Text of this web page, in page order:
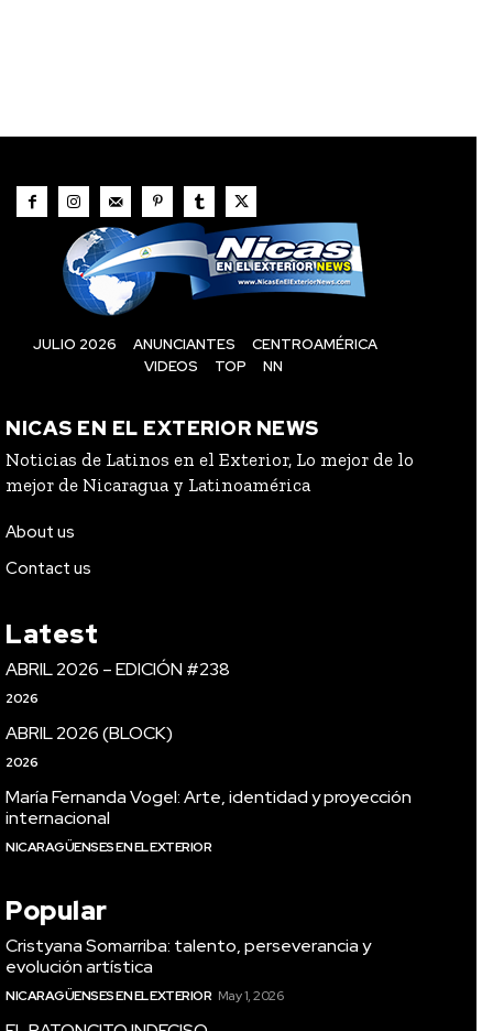
JULIO 2026 ANUNCIANTES
CENTROAMÉRICA
VIDEOS
TOP NN
NICAS EN EL EXTERIOR NEWS
Noticias de Latinos en el Exterior, Lo mejor de lo
mejor de Nicaragua y Latinoamérica
About us
Contact us
Latest
ABRIL 2026 – EDICIÓN #238
2026
ABRIL 2026 (BLOCK)
2026
María Fernanda Vogel: Arte, identidad y proyección
internacional
NICARAGÜENSES EN EL EXTERIOR
Popular
Cristyana Somarriba: talento, perseverancia y
evolución artística
NICARAGÜENSES EN EL EXTERIOR May 1, 2026